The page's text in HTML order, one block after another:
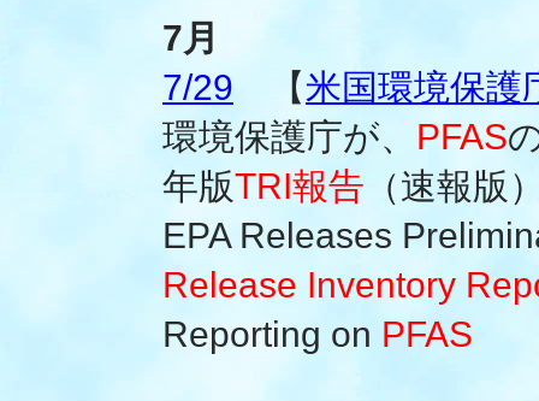
7月
7/29 【米国環境保護
環境保護庁が、 PFAS
年版TRI報告 （速報版
EPA Releases
Release Inventory
Reporting on PFAS